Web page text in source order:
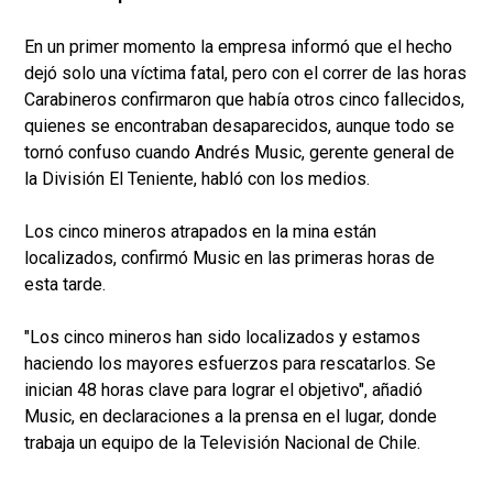
En un primer momento la empresa informó que el hecho
dejó solo una víctima fatal, pero con el correr de las horas
Carabineros confirmaron que había otros cinco fallecidos,
quienes se encontraban desaparecidos, aunque todo se
tornó confuso cuando Andrés Music, gerente general de
la División El Teniente, habló con los medios.
Los cinco mineros atrapados en la mina están
localizados, confirmó Music en las primeras horas de
esta tarde.
"Los cinco mineros han sido localizados y estamos
haciendo los mayores esfuerzos para rescatarlos. Se
inician 48 horas clave para lograr el objetivo", añadió
Music, en declaraciones a la prensa en el lugar, donde
trabaja un equipo de la Televisión Nacional de Chile.